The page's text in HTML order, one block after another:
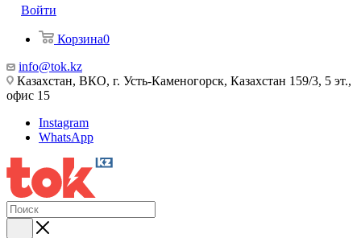
Войти
Корзина0
info@tok.kz
Казахстан, ВКО, г. Усть-Каменогорск, Казахстан 159/3, 5 эт.,
офис 15
Instagram
WhatsApp